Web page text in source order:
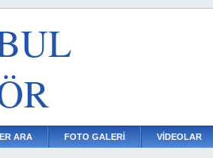
ARA FOTO GALERİ VİDEOLAR